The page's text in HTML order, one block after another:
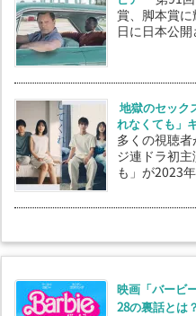
賞、脚本賞
日に日本公
地獄のセック
れなくても」
多くの視聴
ジ連ドラ初
も」が2023
映画「バービ
28の裏話とは？